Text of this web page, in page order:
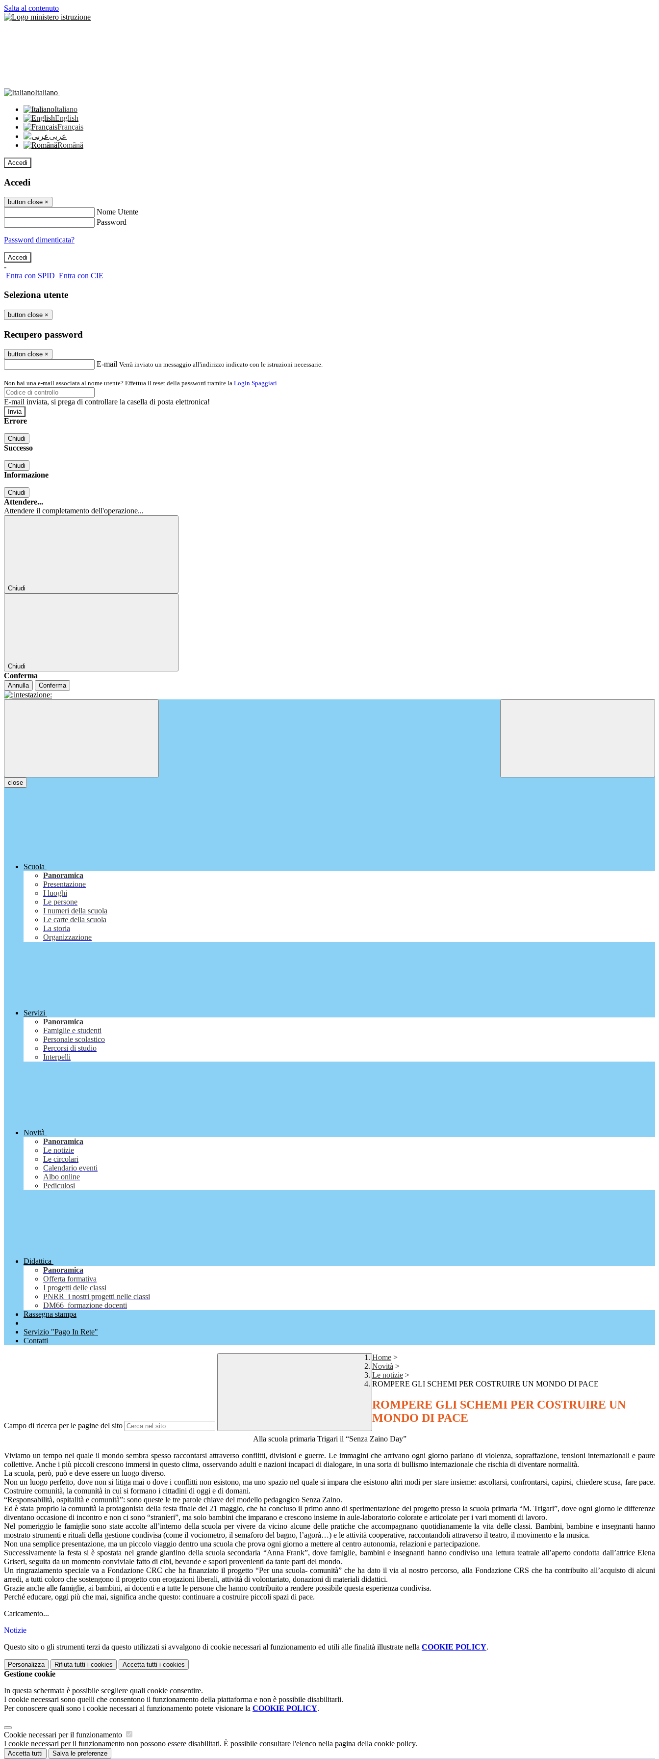
Salta al contenuto
Italiano
Italiano
English
Français
عربى
Română
Accedi
Accedi
button close ×
Nome Utente
Password
Password dimenticata?
-
Entra con SPID Entra con CIE
Seleziona utente
button close ×
Recupero password
button close ×
E-mail Verrà inviato un messaggio all'indirizzo indicato con le istruzioni necessarie.
Non hai una e-mail associata al nome utente? Effettua il reset della password tramite la Login Spaggiari
E-mail inviata, si prega di controllare la casella di posta elettronica!
Errore
Chiudi
Successo
Chiudi
Informazione
Chiudi
Attendere...
Attendere il completamento dell'operazione...
Chiudi
Chiudi
Conferma
Annulla Conferma
close
Scuola
Panoramica
Presentazione
I luoghi
Le persone
I numeri della scuola
Le carte della scuola
La storia
Organizzazione
Servizi
Panoramica
Famiglie e studenti
Personale scolastico
Percorsi di studio
Interpelli
Novità
Panoramica
Le notizie
Le circolari
Calendario eventi
Albo online
Pediculosi
Didattica
Panoramica
Offerta formativa
I progetti delle classi
PNRR_i nostri progetti nelle classi
DM66_formazione docenti
Rassegna stampa
Servizio "Pago In Rete"
Contatti
Campo di ricerca per le pagine del sito
Home >
Novità >
Le notizie >
ROMPERE GLI SCHEMI PER COSTRUIRE UN MONDO DI PACE
ROMPERE GLI SCHEMI PER COSTRUIRE UN
MONDO DI PACE
Alla scuola primaria Trigari il “Senza Zaino Day”
Viviamo un tempo nel quale il mondo sembra spesso raccontarsi attraverso conflitti, divisioni e guerre. Le immagini che arrivano ogni giorno parlano di violenza, sopraffazione, tensioni internazionali e paure
collettive. Anche i più piccoli crescono immersi in questo clima, osservando adulti e nazioni incapaci di dialogare, in una sorta di bullismo internazionale che rischia di diventare normalità.
La scuola, però, può e deve essere un luogo diverso.
Non un luogo perfetto, dove non si litiga mai o dove i conflitti non esistono, ma uno spazio nel quale si impara che esistono altri modi per stare insieme: ascoltarsi, confrontarsi, capirsi, chiedere scusa, fare pace.
Costruire comunità, la comunità in cui si formano i cittadini di oggi e di domani.
“Responsabilità, ospitalità e comunità”: sono queste le tre parole chiave del modello pedagogico Senza Zaino.
Ed è stata proprio la comunità la protagonista della festa finale del 21 maggio, che ha concluso il primo anno di sperimentazione del progetto presso la scuola primaria “M. Trigari”, dove ogni giorno le differenze
diventano occasione di incontro e non ci sono “stranieri”, ma solo bambini che imparano e crescono insieme in aule-laboratorio colorate e articolate per i vari momenti di lavoro.
Nel pomeriggio le famiglie sono state accolte all’interno della scuola per vivere da vicino alcune delle pratiche che accompagnano quotidianamente la vita delle classi. Bambini, bambine e insegnanti hanno
mostrato strumenti e rituali della gestione condivisa (come il vociometro, il semaforo del bagno, l’agorà…) e le attività cooperative, raccontandoli attraverso il teatro, il movimento e la musica.
Non una semplice presentazione, ma un piccolo viaggio dentro una scuola che prova ogni giorno a mettere al centro autonomia, relazioni e partecipazione.
Successivamente la festa si è spostata nel grande giardino della scuola secondaria “Anna Frank”, dove famiglie, bambini e insegnanti hanno condiviso una lettura teatrale all’aperto condotta dall’attrice Elena
Griseri, seguita da un momento conviviale fatto di cibi, bevande e sapori provenienti da tante parti del mondo.
Un ringraziamento speciale va a Fondazione CRC che ha finanziato il progetto “Per una scuola- comunità” che ha dato il via al nostro percorso, alla Fondazione CRS che ha contribuito all’acquisto di alcuni
arredi, a tutti coloro che sostengono il progetto con erogazioni liberali, attività di volontariato, donazioni di materiali didattici.
Grazie anche alle famiglie, ai bambini, ai docenti e a tutte le persone che hanno contribuito a rendere possibile questa esperienza condivisa.
Perché educare, oggi più che mai, significa anche questo: continuare a costruire piccoli spazi di pace.
Caricamento...
Notizie
Questo sito o gli strumenti terzi da questo utilizzati si avvalgono di cookie necessari al funzionamento ed utili alle finalità illustrate nella COOKIE POLICY.
Personalizza Rifiuta tutti i cookies Accetta tutti i cookies
Gestione cookie
In questa schermata è possibile scegliere quali cookie consentire.
I cookie necessari sono quelli che consentono il funzionamento della piattaforma e non è possibile disabilitarli.
Per conoscere quali sono i cookie necessari al funzionamento potete visionare la COOKIE POLICY.
Cookie necessari per il funzionamento
I cookie necessari per il funzionamento non possono essere disabilitati. È possibile consultare l'elenco nella pagina della cookie policy.
Accetta tutti Salva le preferenze